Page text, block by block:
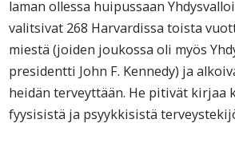
laman ollessa huipussaan
valitsivat 268 Harvardissa toista
miestä (joiden joukossa oli myös
presidentti John F. Kennedy) ja
heidän terveyttään. He pitivät kirjaa
fyysisistä ja psyykkisistä